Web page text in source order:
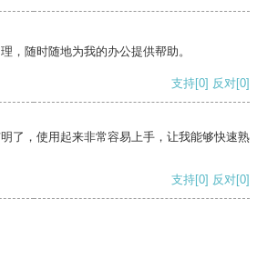
，随时随地为我的办公提供帮助。
支持[0] 反对[0]
了，使用起来非常容易上手，让我能够快速熟
支持[0] 反对[0]